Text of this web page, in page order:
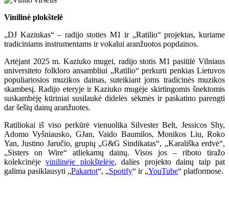
Vinilinė plokštelė
„DJ Kaziukas“ – radijo stoties M1 ir „Ratilio“ projektas, kuriame
tradiciniams instrumentams ir vokalui aranžuotos popdainos.
Artėjant 2025 m. Kaziuko mugei, radijo stotis M1 pasiūlė Vilniaus
universiteto folkloro ansambliui „Ratilio“ perkurti penkias Lietuvos
populiariosios muzikos dainas, suteikiant joms tradicinės muzikos
skambesį. Radijo eteryje ir Kaziuko mugėje skirtingomis šnektomis
suskambėję kūriniai susilaukė didelės sėkmės ir paskatino parengti
dar šešių dainų aranžuotes.
Ratiliokai iš viso perkūrė vienuolika Silvester Belt, Jessicos Shy,
Adomo Vyšniausko, GJan, Vaido Baumilos, Monikos Liu, Roko
Yan, Justino Jaručio, grupių „G&G Sindikatas“, „Karališka erdvė“,
„Sisters on Wire“ atliekamų dainų. Visos jos – riboto tiražo
kolekcinėjevinilinėje plokštelėje, dalies projekto dainų taip pat
galima pasiklausyti „Pakartot“, „Spotify“ ir „YouTube“ platformose.